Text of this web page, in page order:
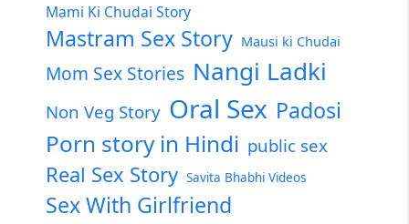
Mami Ki Chudai Story
Mastram Sex Story Mausi ki Chudai
Mom Sex Stories Nangi Ladki
Non Veg Story Oral Sex Padosi
Porn story in Hindi public sex
Real Sex Story Savita Bhabhi Videos
Sex With Girlfriend